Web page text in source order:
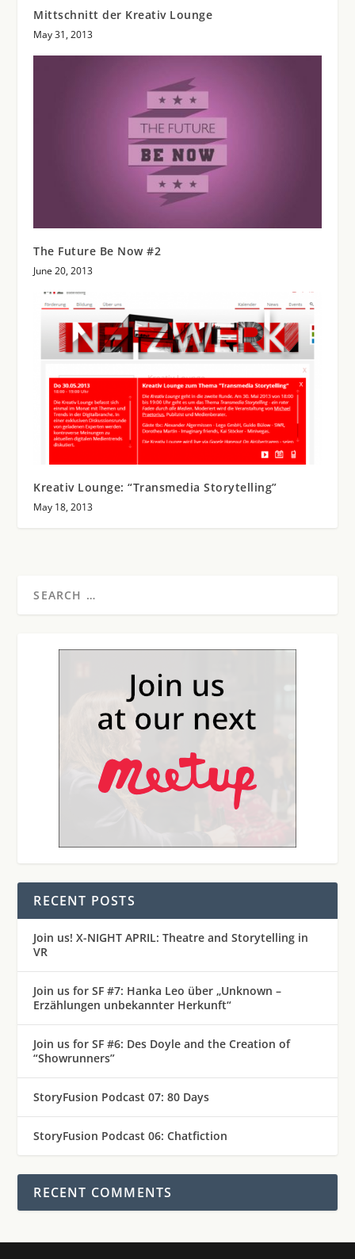
Mittschnitt der Kreativ Lounge
May 31, 2013
The Future Be Now #2
June 20, 2013
Kreativ Lounge: “Transmedia Storytelling”
May 18, 2013
RECENT POSTS
Join us! X-NIGHT APRIL: Theatre and Storytelling in
VR
Join us for SF #7: Hanka Leo über „Unknown –
Erzählungen unbekannter Herkunft“
Join us for SF #6: Des Doyle and the Creation of
“Showrunners”
StoryFusion Podcast 07: 80 Days
StoryFusion Podcast 06: Chatfiction
RECENT COMMENTS